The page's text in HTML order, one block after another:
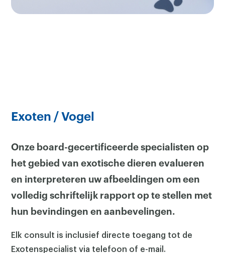
Exoten / Vogel
Onze board-gecertificeerde specialisten op
het gebied van exotische dieren evalueren
en interpreteren uw afbeeldingen om een
volledig schriftelijk rapport op te stellen met
hun bevindingen en aanbevelingen.
Elk consult is inclusief directe toegang tot de
Exotenspecialist via telefoon of e-mail.